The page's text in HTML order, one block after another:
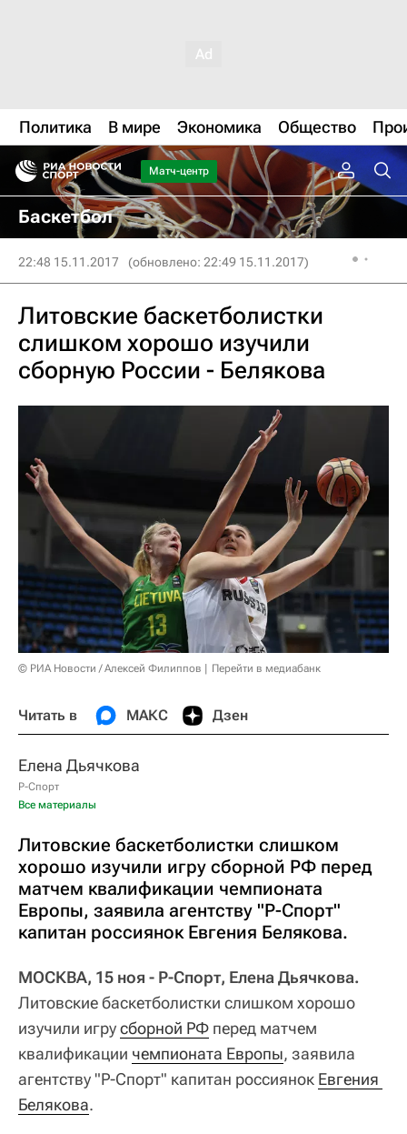
Политика В мире Экономика Общество
Матч-центр
Баскетбол
22:48 15.11.2017 (обновлено: 22:49 15.11.2017)
Литовские баскетболистки
слишком хорошо изучили
сборную России - Белякова
© РИА Новости / Алексей Филиппов Перейти в медиабанк
Читать в МАКС Дзен
Елена Дьячкова
Р-Спорт
Все материалы
Литовские баскетболистки слишком
хорошо изучили игру сборной РФ перед
матчем квалификации чемпионата
Европы, заявила агентству "Р-Спорт"
капитан россиянок Евгения Белякова.
МОСКВА, 15 ноя - Р-Спорт, Елена Дьячкова.
Литовские баскетболистки слишком хорошо
изучили игрусборной РФ перед матчем
квалификации чемпионата Европы, заявила
агентству "Р-Спорт" капитан россиянок Евгения
Белякова.